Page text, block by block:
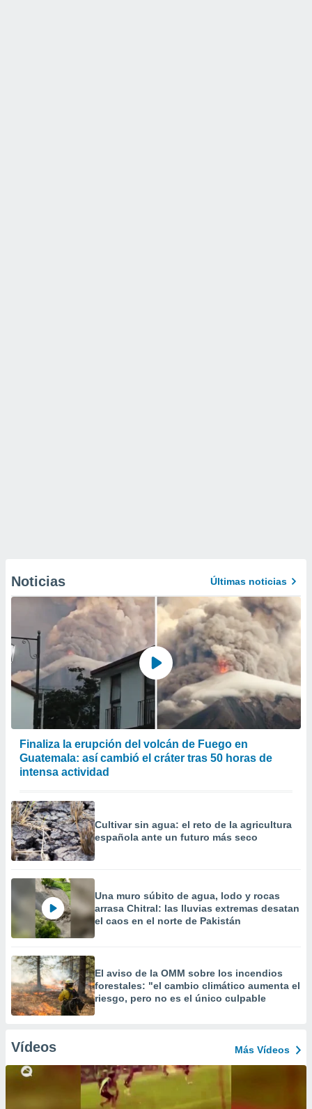
Noticias Últimas noticias
Finaliza la erupción del volcán de Fuego en
Guatemala: así cambió el cráter tras 50 horas de
intensa actividad
Cultivar sin agua: el reto de la agricultura
española ante un futuro más seco
Una muro súbito de agua, lodo y rocas
arrasa Chitral: las lluvias extremas desatan
el caos en el norte de Pakistán
El aviso de la OMM sobre los incendios
forestales: "el cambio climático aumenta el
riesgo, pero no es el único culpable
Vídeos Más Vídeos